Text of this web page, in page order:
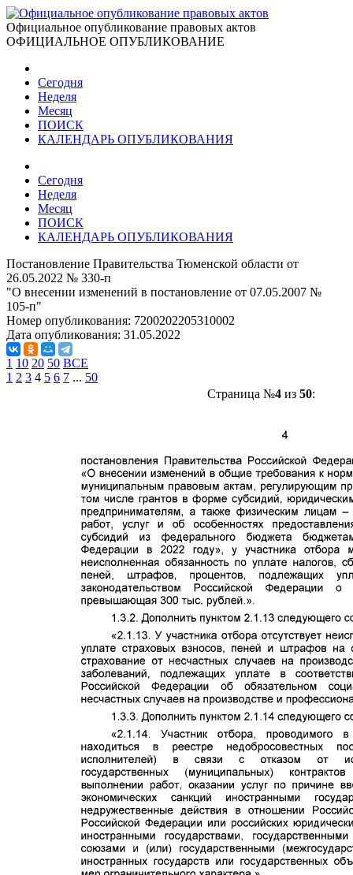
Официальное опубликование правовых актов
ОФИЦИАЛЬНОЕ ОПУБЛИКОВАНИЕ
Сегодня
Неделя
Месяц
ПОИСК
КАЛЕНДАРЬ ОПУБЛИКОВАНИЯ
Сегодня
Неделя
Месяц
ПОИСК
КАЛЕНДАРЬ ОПУБЛИКОВАНИЯ
Постановление Правительства Тюменской области от
26.05.2022 № 330-п
"О внесении изменений в постановление от 07.05.2007 №
105-п"
Номер опубликования: 7200202205310002
Дата опубликования: 31.05.2022
1 10 20 50 ВСЕ
1 2 3 4 5 6 7 ... 50
Страница №4из 50: